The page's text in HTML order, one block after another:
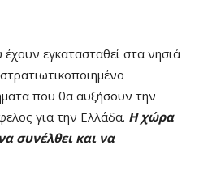
εγκατασταθεί στα νησιά
που θα αυξήσουν την
για την Ελλάδα. Η χώρα
συνέλθει και να